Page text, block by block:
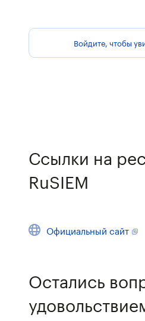
Войдите, чтобы
Ссылки на
RuSIEM
Официальный сайт
Остались